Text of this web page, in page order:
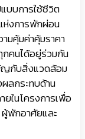
บบการใช้ชีวิต
ห่งการพักผ่อน
มคุ้มค่าคุ้มราคา
กคนได้อยู่ร่วมกัน
ญกับสิ่งแวดล้อม
ลกระทบด้าน
ในโครงการเพื่อ
พักอาศัยและ